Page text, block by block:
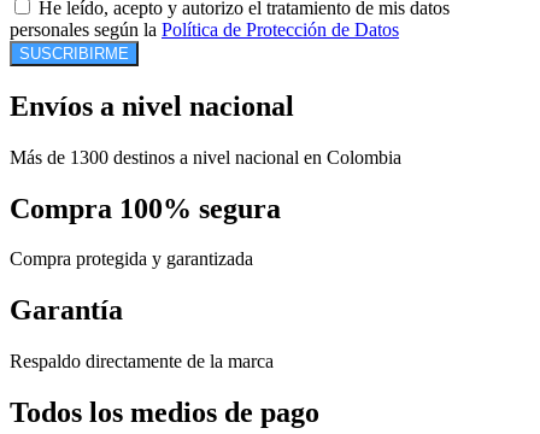
He leído, acepto y autorizo el tratamiento de mis datos
personales según la Política de Protección de Datos
SUSCRIBIRME
Envíos a nivel nacional
Más de 1300 destinos a nivel nacional en Colombia
Compra 100% segura
Compra protegida y garantizada
Garantía
Respaldo directamente de la marca
Todos los medios de pago